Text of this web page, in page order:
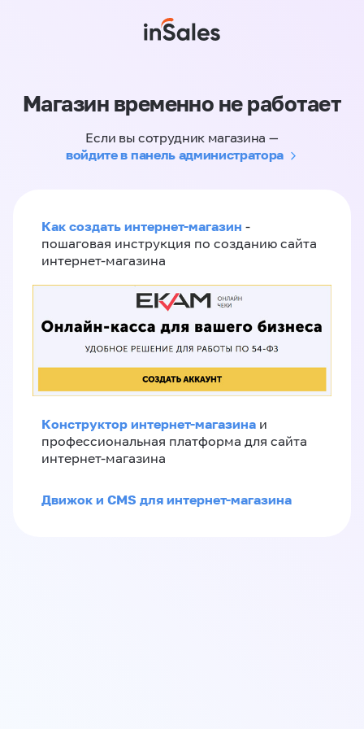
Магазин временно не работает
Если вы сотрудник магазина —
войдите в панель администратора
Как создать интернет-магазин -
пошаговая инструкция по созданию сайта
интернет-магазина
Конструктор интернет-магазина и
профессиональная платформа для сайта
интернет-магазина
Движок и CMS для интернет-магазина